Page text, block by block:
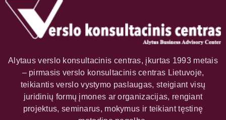
Alytaus verslo konsultacinis centras, įkurtas 1993 metais
teikiantis verslo vystymo paslaugas, steigiant visų
juridinių formų įmones ar organizacijas, rengiant
projektus, seminarus, mokymus ir teikiant tęstinę
metodinę pagalbą.